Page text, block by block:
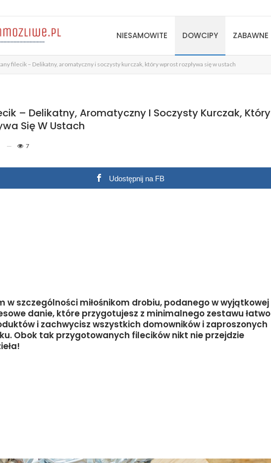
NIESAMOWITE DOWCIPY ZABAWNE
filecik – Delikatny, aromatyczny i soczysty kurczak, który wprost rozpływa się w ustach
– Delikatny, Aromatyczny I Soczysty Kurczak, Który
Się W Ustach
7
Udostępnij na FB
w szczególności miłośnikom drobiu, podanego w wyjątkowej
danie, które przygotujesz z minimalnego zestawu łatwo
i zachwycisz wszystkich domowników i zaproszonych
Obok tak przygotowanych filecików nikt nie przejdzie